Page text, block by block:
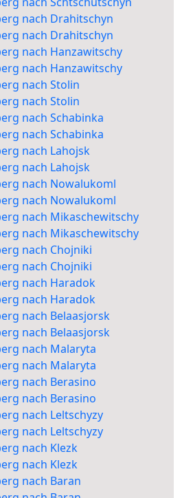
nach Drahitschyn
nach Drahitschyn
nach Hanzawitschy
nach Hanzawitschy
nach Stolin
nach Stolin
nach Schabinka
nach Schabinka
nach Lahojsk
nach Lahojsk
nach Nowalukoml
nach Nowalukoml
nach Mikaschewitschy
nach Mikaschewitschy
nach Chojniki
nach Chojniki
nach Haradok
nach Haradok
nach Belaasjorsk
nach Belaasjorsk
nach Malaryta
nach Malaryta
nach Berasino
nach Berasino
nach Leltschyzy
nach Leltschyzy
nach Klezk
nach Klezk
nach Baran